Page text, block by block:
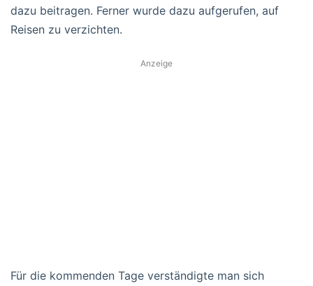
dazu beitragen. Ferner wurde dazu aufgerufen, auf
Reisen zu verzichten.
Anzeige
Für die kommenden Tage verständigte man sich